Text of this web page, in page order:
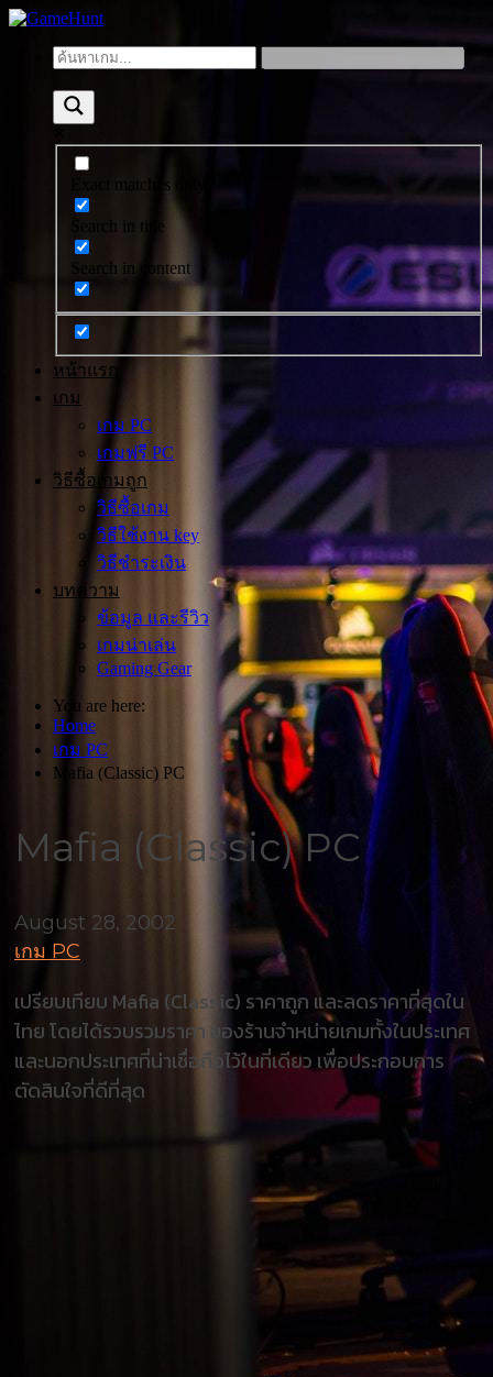
Exact matches only
Search in title
Search in content
หน้าแรก
เกม
เกม PC
เกมฟรี PC
วิธีซื้อเกมถูก
วิธีซื้อเกม
วิธีใช้งาน key
วิธีชำระเงิน
บทความ
ข้อมูล และรีวิว
เกมน่าเล่น
Gaming Gear
You are here:
Home
เกม PC
Mafia (Classic) PC
Mafia (Classic) PC
August 28, 2002
เกม PC
เปรียบเทียบ Mafia (Classic) ราคาถูก และลดราคาที่สุดใน
ไทย โดยได้รวบรวมราคา ของร้านจำหน่ายเกมทั้งในประเทศ
และนอกประเทศที่น่าเชื่อถือไว้ในที่เดียว เพื่อประกอบการ
ตัดสินใจที่ดีที่สุด